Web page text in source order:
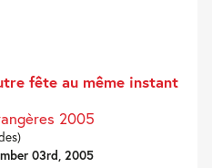
fête au même instant
2005
03rd, 2005